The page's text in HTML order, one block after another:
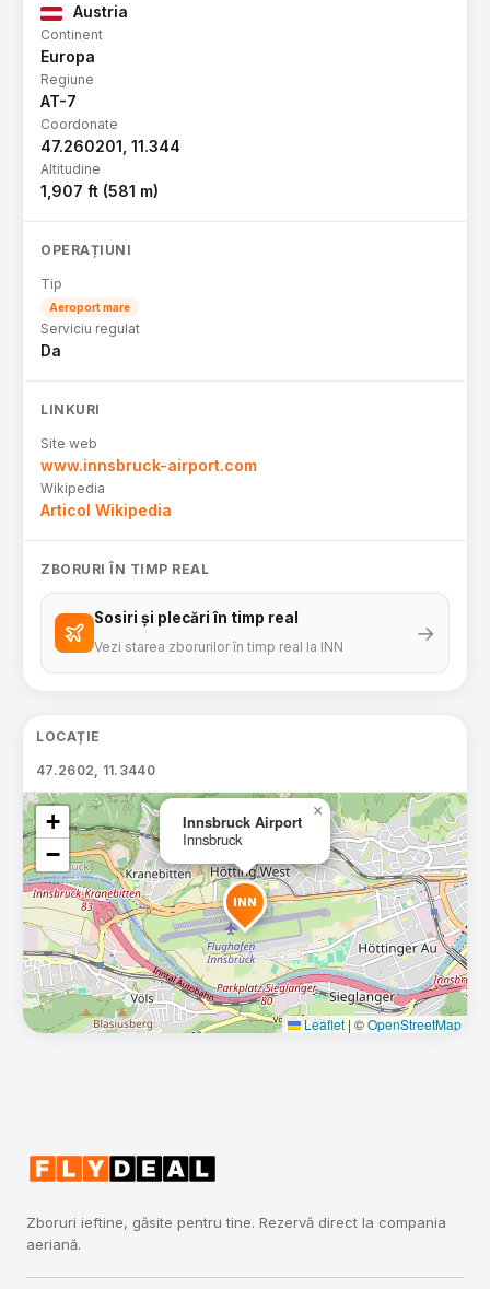
Austria
Continent
Europa
Regiune
AT-7
Coordonate
47.260201, 11.344
Altitudine
1,907 ft (581 m)
OPERAȚIUNI
Tip
Aeroport mare
Serviciu regulat
Da
LINKURI
Site web
www.innsbruck-airport.com
Wikipedia
Articol Wikipedia
ZBORURI ÎN TIMP REAL
Sosiri și plecări în timp real
Vezi starea zborurilor în timp real la INN
→
LOCAȚIE
47.2602, 11.3440
INN
Innsbruck Airport
Innsbruck
×
+
−
Leaflet | ©OpenStreetMap
Zboruri ieftine, găsite pentru tine. Rezervă direct la compania
aeriană.